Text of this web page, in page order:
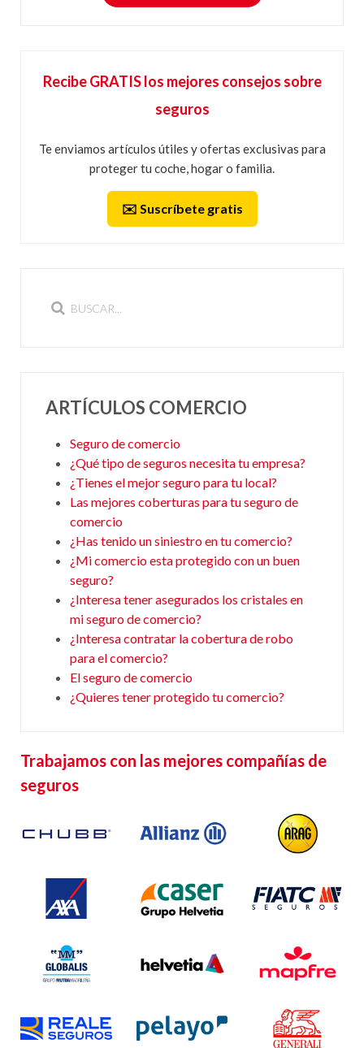
Recibe GRATIS los mejores consejos sobre
seguros
Te enviamos artículos útiles y ofertas exclusivas para
proteger tu coche, hogar o familia.
✉️ Suscríbete gratis
ARTÍCULOS COMERCIO
Seguro de comercio
¿Qué tipo de seguros necesita tu empresa?
¿Tienes el mejor seguro para tu local?
Las mejores coberturas para tu seguro de
comercio
¿Has tenido un siniestro en tu comercio?
¿Mi comercio esta protegido con un buen
seguro?
¿Interesa tener asegurados los cristales en
mi seguro de comercio?
¿Interesa contratar la cobertura de robo
para el comercio?
El seguro de comercio
¿Quieres tener protegido tu comercio?
Trabajamos con las mejores compañías de
seguros